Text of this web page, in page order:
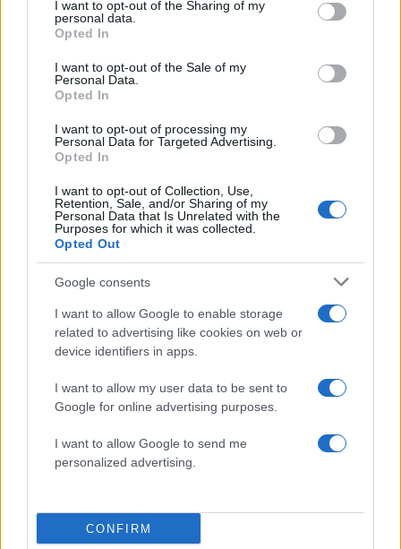
not limited to your visit or usage behaviour. You may click to
grant or deny consent to Google and its third-party tags to
use your data for below specified purposes in below Google
consent section.
I want to opt-out of the Sharing of my
personal data.
Opted In
I want to opt-out of the Sale of my
Personal Data.
Opted In
I want to opt-out of processing my
Personal Data for Targeted Advertising.
Opted In
I want to opt-out of Collection, Use,
Retention, Sale, and/or Sharing of my
Personal Data that Is Unrelated with the
Purposes for which it was collected.
Opted Out
Google consents
I want to allow Google to enable storage
related to advertising like cookies on web or
device identifiers in apps.
I want to allow my user data to be sent to
Google for online advertising purposes.
I want to allow Google to send me
personalized advertising.
CONFIRM
Σχόλια
Αν τα χάσατε
Κόκκινος συναγερμός για
τους θυελλώδεις ανέμους
που θα αγγίξουν και 9
μποφόρ - Οι περιοχές που
ανησυχούν τους ειδικούς
Πάρος: «Αν ήταν
πάνω από την πισίνα,
– Η σπαρακτική
του πατέρα και τα
στους ισχυρισμούς
ιδιοκτήτη του beach